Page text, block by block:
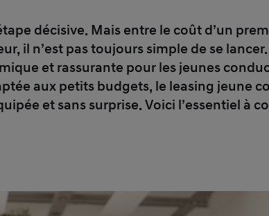
décisive. Mais entre le coût d’un
il n’est pas toujours simple de se
et rassurante pour les jeunes
aux petits budgets, le leasing jeune
et sans surprise. Voici l’essentiel à